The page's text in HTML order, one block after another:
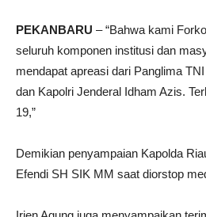
PEKANBARU – “Bahwa kami
seluruh komponen institusi dan
mendapat apreasi dari Panglima
dan Kapolri Jenderal Idham Azis.
19,”
Demikian penyampaian Kapolda
Efendi SH SIK MM saat diorstop